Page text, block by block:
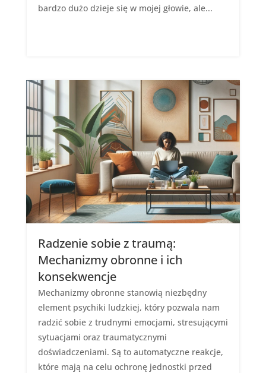
bardzo dużo dzieje się w mojej głowie, ale...
Radzenie sobie z traumą:
Mechanizmy obronne i ich
konsekwencje
Mechanizmy obronne stanowią niezbędny
element psychiki ludzkiej, który pozwala nam
radzić sobie z trudnymi emocjami, stresującymi
sytuacjami oraz traumatycznymi
doświadczeniami. Są to automatyczne reakcje,
które mają na celu ochronę jednostki przed